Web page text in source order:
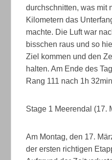
durchschnitten, was mit
Kilometern das
machte. Die Luft war
bisschen raus und so
Ziel kommen und den
halten. Am Ende des
Rang 111 nach 1h
Stage 1 Meerendal (17.
Am Montag, den 17.
der ersten richtigen